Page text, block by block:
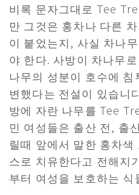
비록 문자그대로 Tee
만 그것은 홍차나 다른
이 붙었는지, 사실 차나
야 한다. 사방이 차나무
나무의 성분이 호수에
변했다는 전설이 있습니
방에 자란 나무를 Tee
민 여성들은 출산 전, 출
릴때 앞에서 말한 홍차
스로 치유한다고 전해지
부터 여성을 보호하는 식